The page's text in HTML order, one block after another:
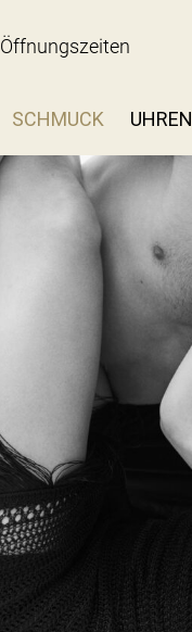
Öffnungszeiten
SCHMUCK UHREN